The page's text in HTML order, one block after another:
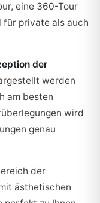
eine 360-Tour
private als auch
der
werden
am besten
wird
genau
der
ästhetischen